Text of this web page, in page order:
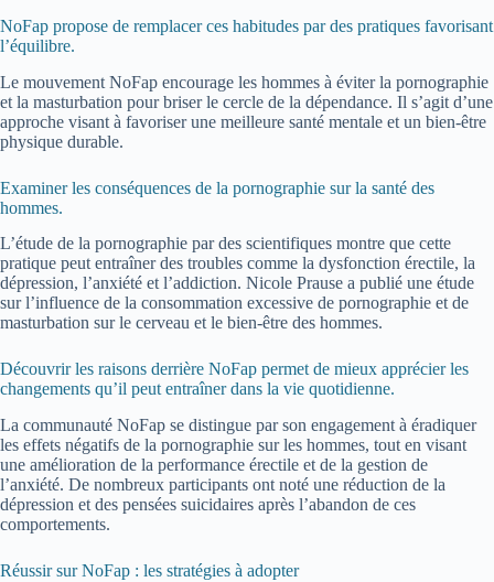
NoFap propose de remplacer ces habitudes par des pratiques favorisant
l’équilibre.
Le mouvement NoFap encourage les hommes à éviter la pornographie
et la masturbation pour briser le cercle de la dépendance. Il s’agit d’une
approche visant à favoriser une meilleure santé mentale et un bien-être
physique durable.
Examiner les conséquences de la pornographie sur la santé des
hommes.
L’étude de la pornographie par des scientifiques montre que cette
pratique peut entraîner des troubles comme la dysfonction érectile, la
dépression, l’anxiété et l’addiction. Nicole Prause a publié une étude
sur l’influence de la consommation excessive de pornographie et de
masturbation sur le cerveau et le bien-être des hommes.
Découvrir les raisons derrière NoFap permet de mieux apprécier les
changements qu’il peut entraîner dans la vie quotidienne.
La communauté NoFap se distingue par son engagement à éradiquer
les effets négatifs de la pornographie sur les hommes, tout en visant
une amélioration de la performance érectile et de la gestion de
l’anxiété. De nombreux participants ont noté une réduction de la
dépression et des pensées suicidaires après l’abandon de ces
comportements.
Réussir sur NoFap : les stratégies à adopter